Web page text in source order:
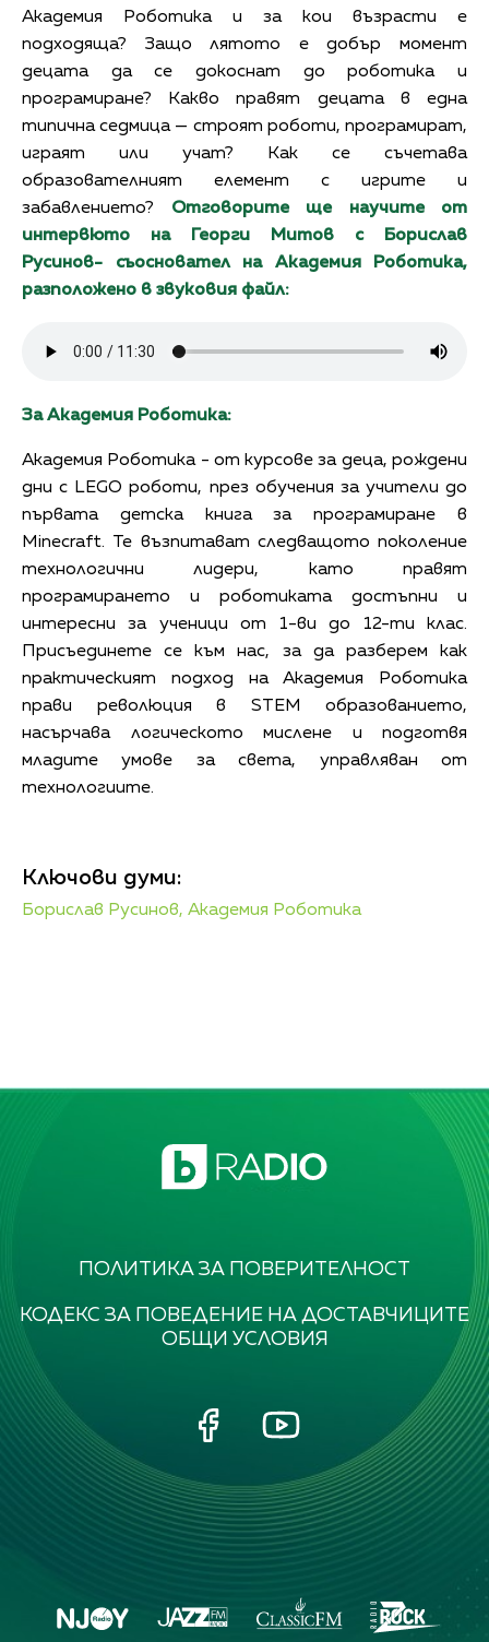
Академия Роботика и за кои възрасти е
подходяща? Защо лятото е добър момент
децата да се докоснат до роботика и
програмиране? Какво правят децата в една
типична седмица — строят роботи, програмират,
играят или учат? Как се съчетава
образователният елемент с игрите и
забавлението? Отговорите ще научите от
интервюто на Георги Митов с Борислав
Русинов- съосновател на Академия Роботика,
разположено в звуковия файл:
За Академия Роботика:
Академия Роботика - от курсове за деца, рождени
дни с LEGO роботи, през обучения за учители до
първата детска книга за програмиране в
Minecraft. Те възпитават следващото поколение
технологични лидери, като правят
програмирането и роботиката достъпни и
интересни за ученици от 1-ви до 12-ти клас.
Присъединете се към нас, за да разберем как
практическият подход на Академия Роботика
прави революция в STEM образованието,
насърчава логическото мислене и подготвя
младите умове за света, управляван от
технологиите.
Ключови думи:
Борислав Русинов, Академия Роботика
ПОЛИТИКА ЗА ПОВЕРИТЕЛНОСТ
КОДЕКС ЗА ПОВЕДЕНИЕ НА ДОСТАВЧИЦИТЕ
ОБЩИ УСЛОВИЯ